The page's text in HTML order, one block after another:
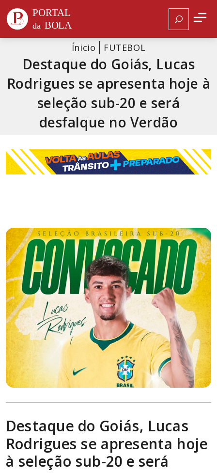
Ínicio FUTEBOL
Destaque do Goiás, Lucas
Rodrigues se apresenta hoje à
seleção sub-20 e será
desfalque no Verdão
Destaque do Goiás, Lucas
Rodrigues se apresenta hoje
à seleção sub-20 e será